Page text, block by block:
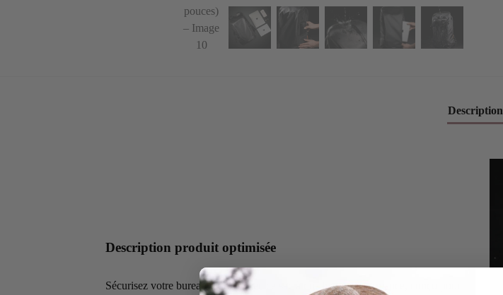
Description
Description produit optimisée
Sécurisez votre bureau mobile avec ce sac à dos haute performance,